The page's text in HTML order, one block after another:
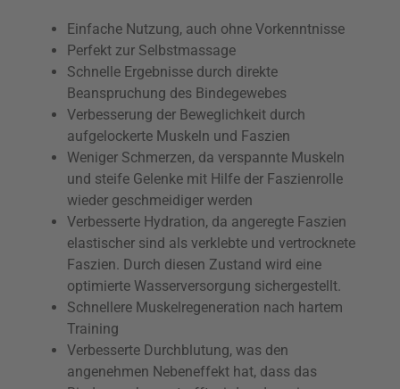
Einfache Nutzung, auch ohne Vorkenntnisse
Perfekt zur Selbstmassage
Schnelle Ergebnisse durch direkte
Beanspruchung des Bindegewebes
Verbesserung der Beweglichkeit durch
aufgelockerte Muskeln und Faszien
Weniger Schmerzen, da verspannte Muskeln
und steife Gelenke mit Hilfe der Faszienrolle
wieder geschmeidiger werden
Verbesserte Hydration, da angeregte Faszien
elastischer sind als verklebte und vertrocknete
Faszien. Durch diesen Zustand wird eine
optimierte Wasserversorgung sichergestellt.
Schnellere Muskelregeneration nach hartem
Training
Verbesserte Durchblutung, was den
angenehmen Nebeneffekt hat, dass das